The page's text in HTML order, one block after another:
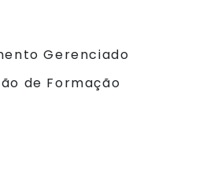
Gerenciado
de Formação